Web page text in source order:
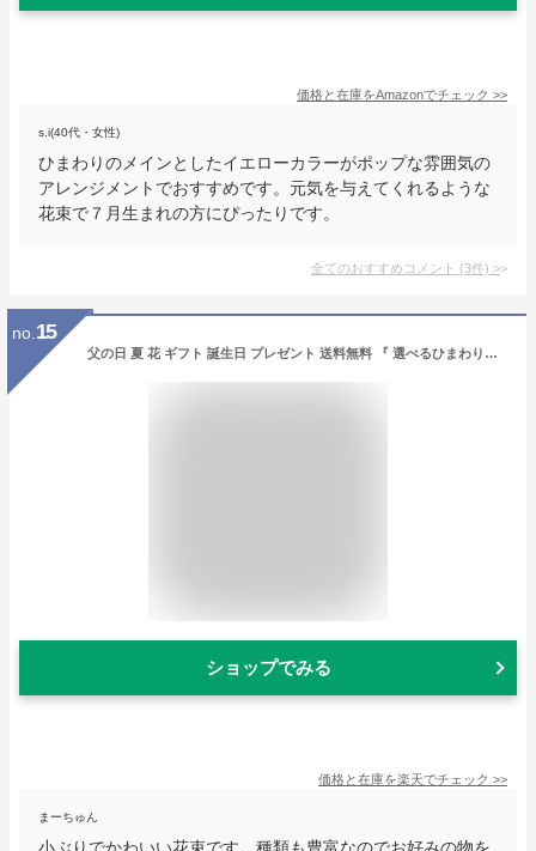
価格と在庫をAmazonでチェック >>
s.i(40代・女性)
ひまわりのメインとしたイエローカラーがポップな雰囲気の
アレンジメントでおすすめです。元気を与えてくれるような
花束で７月生まれの方にぴったりです。
全てのおすすめコメント (3件) >
no. 15
父の日 夏 花 ギフト 誕生日 プレゼント 送料無料 『 選べるひまわりギフト 』ひまわり ヒマワリ 向日葵 父の日 生花 ブーケ 花 そのまま飾れる 花束 アレンジメント 敬老の日 誕生日 結婚記念日 周年 祝い 退院 お見舞い 5月 6月 7月 8月 9月 サマーギフト 夏ギフト /FGP
ショップでみる
価格と在庫を楽天でチェック >>
まーちゅん